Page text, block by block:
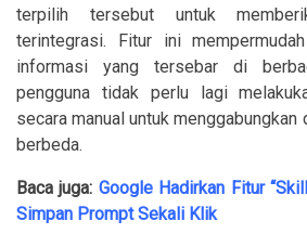
terpilih tersebut untuk
terintegrasi. Fitur ini
informasi yang tersebar di
pengguna tidak perlu lagi
secara manual untuk
berbeda.
Baca juga: Google Hadirkan Fitur
Simpan Prompt Sekali Klik